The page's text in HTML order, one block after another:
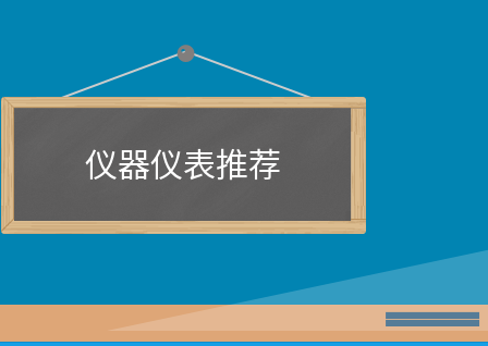
仪器仪表推荐